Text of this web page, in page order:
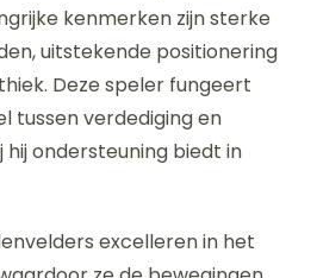
kenmerken zijn sterke
uitstekende positionering
Deze speler fungeert
tussen verdediging en
hij ondersteuning biedt in
excelleren in het